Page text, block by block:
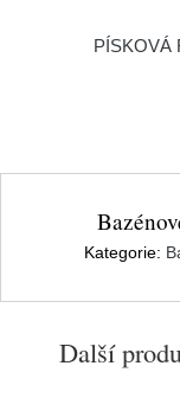
PÍSKOVÁ
Kategorie:
Další